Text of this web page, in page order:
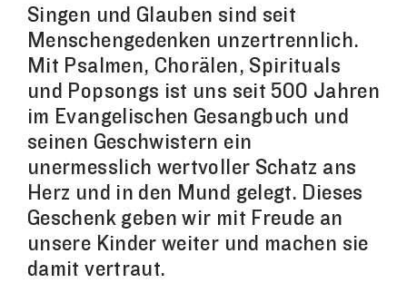
Singen und Glauben sind seit
Menschengedenken unzertrennlich.
Mit Psalmen, Chorälen, Spirituals
und Popsongs ist uns seit 500 Jahren
im Evangelischen Gesangbuch und
seinen Geschwistern ein
unermesslich wertvoller Schatz ans
Herz und in den Mund gelegt. Dieses
Geschenk geben wir mit Freude an
unsere Kinder weiter und machen sie
damit vertraut.